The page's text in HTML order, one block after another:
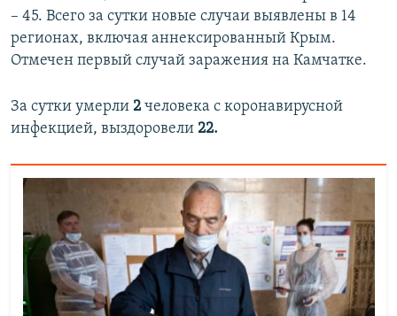
– 45. Всего за сутки новые случаи выявлены в 14
регионах, включая аннексированный Крым.
Отмечен первый случай заражения на Камчатке.
За сутки умерли 2 человека с коронавирусной
инфекцией, выздоровели 22.